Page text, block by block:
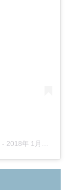
- 2018年 1月月29日午後3時42分PST